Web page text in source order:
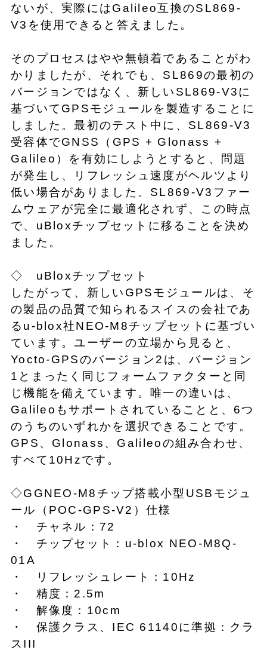
ないが、実際にはGalileo互換のSL869-
V3を使用できると答えました。
そのプロセスはやや無頓着であることがわ
かりましたが、それでも、SL869の最初の
バージョンではなく、新しいSL869-V3に
基づいてGPSモジュールを製造することに
しました。最初のテスト中に、SL869-V3
受容体でGNSS（GPS + Glonass +
Galileo）を有効にしようとすると、問題
が発生し、リフレッシュ速度がヘルツより
低い場合がありました。SL869-V3ファー
ムウェアが完全に最適化されず、この時点
で、uBloxチップセットに移ることを決め
ました。
◇ uBloxチップセット
したがって、新しいGPSモジュールは、そ
の製品の品質で知られるスイスの会社であ
るu-blox社NEO-M8チップセットに基づい
ています。ユーザーの立場から見ると、
Yocto-GPSのバージョン2は、バージョン
1とまったく同じフォームファクターと同
じ機能を備えています。唯一の違いは、
Galileoもサポートされていることと、6つ
のうちのいずれかを選択できることです。
GPS、Glonass、Galileoの組み合わせ、
すべて10Hzです。
◇GGNEO-M8チップ搭載小型USBモジュ
ール（POC-GPS-V2）仕様
・ チャネル：72
・ チップセット：u-blox NEO-M8Q-
01A
・ リフレッシュレート：10Hz
・ 精度：2.5m
・ 解像度：10cm
・ 保護クラス、IEC 61140に準拠：クラ
スIII